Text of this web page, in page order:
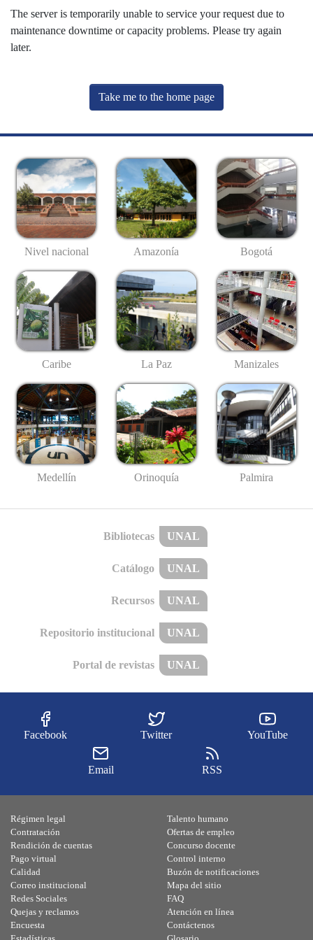
The server is temporarily unable to service your request due to
maintenance downtime or capacity problems. Please try again
later.
Take me to the home page
Nivel nacional Amazonía Bogotá
Caribe La Paz Manizales
Medellín Orinoquía Palmira
Bibliotecas UNAL
Catálogo UNAL
Recursos UNAL
Repositorio institucional UNAL
Portal de revistas UNAL
Facebook Twitter YouTube
Email RSS
Régimen legal
Contratación
Rendición de cuentas
Pago virtual
Calidad
Talento humano
Ofertas de empleo
Concurso docente
Control interno
Buzón de notificaciones
Correo institucional
Redes Sociales
Quejas y reclamos
Encuesta
Mapa del sitio
FAQ
Atención en línea
Contáctenos